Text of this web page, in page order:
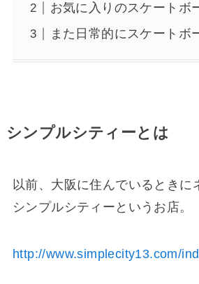
お気に入りのスケートボ
また日常的にスケートボ
シンプルシティーとは
以前、大阪に住んでいるときに
シンプルシティーというお店。
http://www.simplecity13.com/